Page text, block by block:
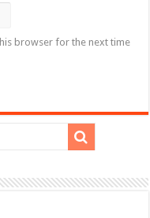
browser for the next time